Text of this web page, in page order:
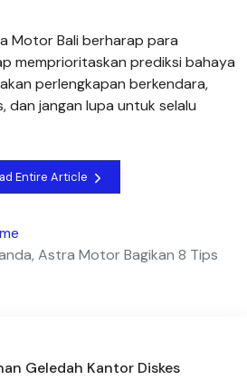
Motor Bali berharap para
memprioritaskan prediksi bahaya
perlengkapan berkendara,
dan jangan lupa untuk selalu
Entire Article
Astra Motor Bagikan 8 Tips
Geledah Kantor Diskes